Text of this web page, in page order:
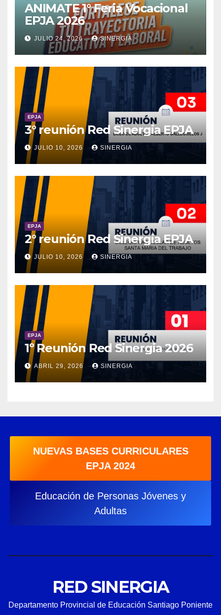
ANIMATE 1° Feria Vocacional
EPJA 2026
JULIO 24, 2026 SINERGIA
EPJA
3° reunión Red Sinergia EPJA
JULIO 10, 2026 SINERGIA
EPJA
2° reunión Red Sinergia EPJA
JULIO 10, 2026 SINERGIA
EPJA
1º Reunión Red Sinergia 2026
ABRIL 29, 2026 SINERGIA
NUEVAS BASES CURRICULARES
EPJA 2024
Educación de Personas Jóvenes y
Adultas
RED SINERGIA
Departamento Provincial de Educación Santiago Poniente